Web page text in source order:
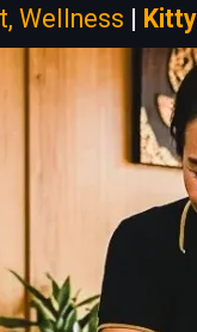
Wellness |